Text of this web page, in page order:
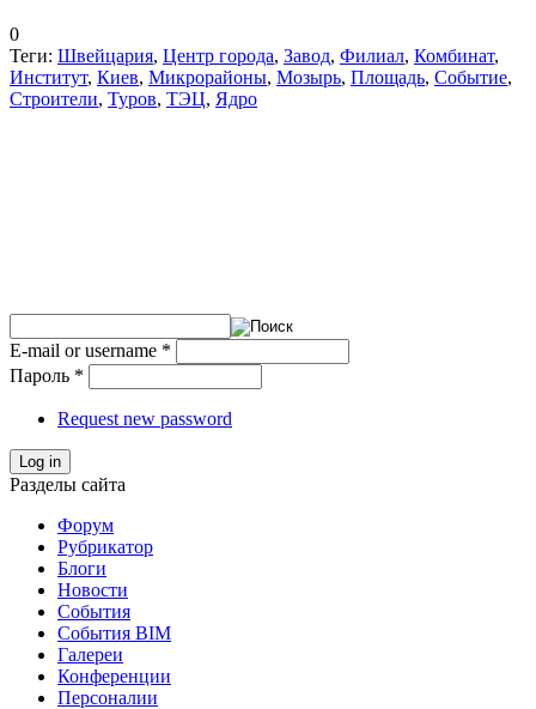
0
Теги: Швейцария, Центр города, Завод, Филиал, Комбинат,
Институт, Киев, Микрорайоны, Мозырь, Площадь, Событие,
Строители, Туров, ТЭЦ, Ядро
E-mail or username *
Пароль *
Request new password
Log in
Разделы сайта
Форум
Рубрикатор
Блоги
Новости
События
События BIM
Галереи
Конференции
Персоналии